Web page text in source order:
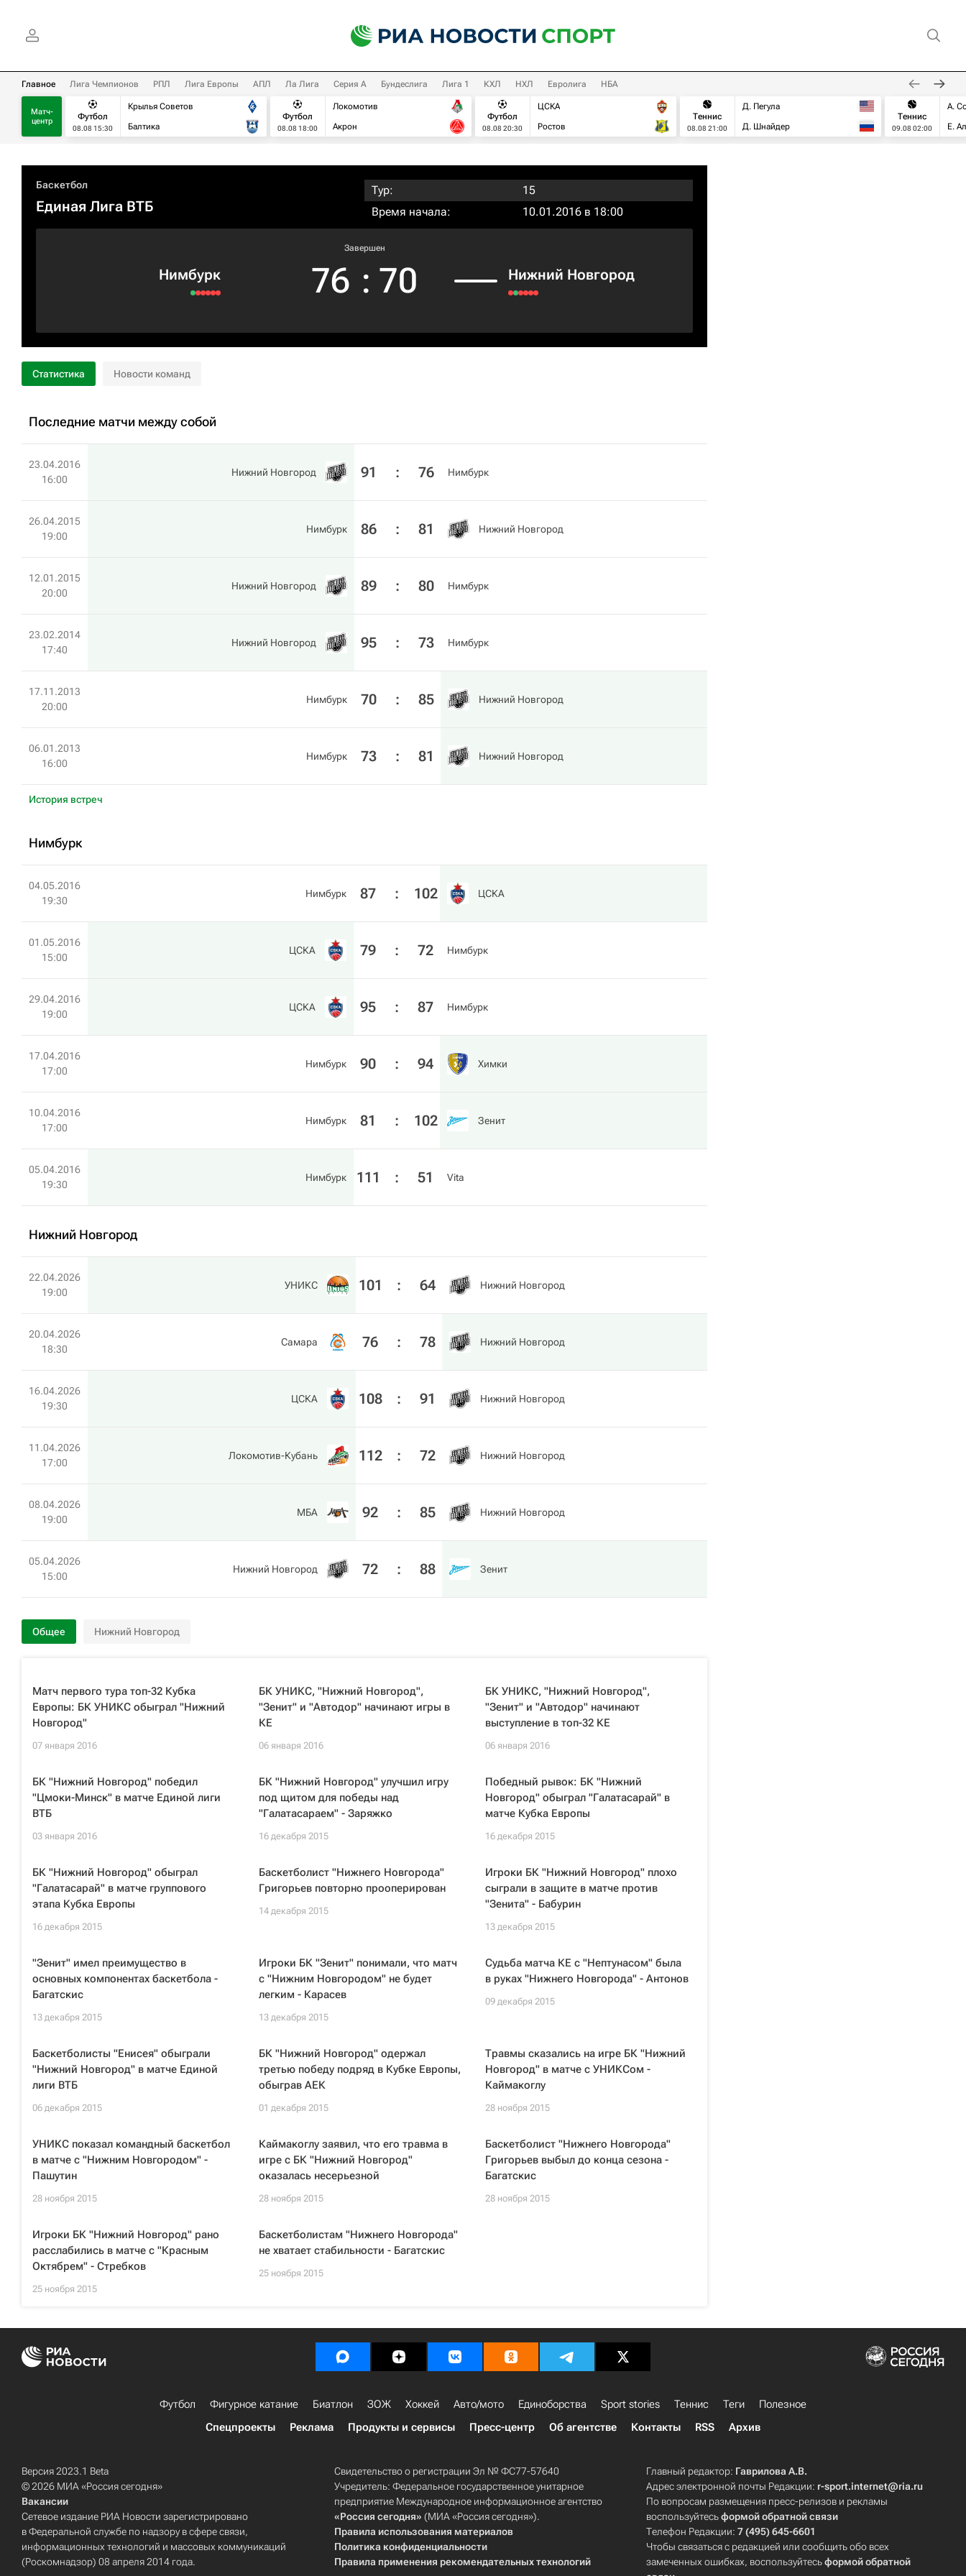
Главное Лига Чемпионов РПЛ Лига Европы АПЛ Ла Лига Серия А Бундеслига Лига 1 КХЛ НХЛ Евролига НБА
Матч-
центр
Футбол
08.08 15:30
Крылья Советов
Балтика
Футбол
08.08 18:00
Локомотив
Акрон
Футбол
08.08 20:30
ЦСКА
Ростов
Теннис
08.08 21:00
Д. Пегула
Д. Шнайдер
Теннис
09.08 02:00
А.
Е.
Баскетбол
Единая Лига ВТБ
Тур:
15
Время начала:
10.01.2016 в 18:00
Нимбурк
Завершен
76 : 70 Нижний Новгород
Статистика Новости команд
Последние матчи между собой
23.04.2016
16:00
Нижний Новгород 91 : 76 Нимбурк
26.04.2015
19:00
Нимбурк 86 : 81 Нижний Новгород
12.01.2015
20:00
Нижний Новгород 89 : 80 Нимбурк
23.02.2014
17:40
Нижний Новгород 95 : 73 Нимбурк
17.11.2013
20:00
Нимбурк 70 : 85 Нижний Новгород
06.01.2013
16:00
Нимбурк 73 : 81 Нижний Новгород
История встреч
Нимбурк
04.05.2016
19:30
Нимбурк 87 : 102 ЦСКА
01.05.2016
15:00
ЦСКА 79 : 72 Нимбурк
29.04.2016
19:00
ЦСКА 95 : 87 Нимбурк
17.04.2016
17:00
Нимбурк 90 : 94 Химки
10.04.2016
17:00
Нимбурк 81 : 102 Зенит
05.04.2016
19:30
Нимбурк 111 : 51 Vita
Нижний Новгород
22.04.2026
19:00
УНИКС 101 : 64 Нижний Новгород
20.04.2026
18:30
Самара 76 : 78 Нижний Новгород
16.04.2026
19:30
ЦСКА 108 : 91 Нижний Новгород
11.04.2026
17:00
Локомотив-Кубань 112 : 72 Нижний Новгород
08.04.2026
19:00
МБА 92 : 85 Нижний Новгород
05.04.2026
15:00
Нижний Новгород 72 : 88 Зенит
Общее Нижний Новгород
Матч первого тура топ-32 Кубка
Европы: БК УНИКС обыграл "Нижний
Новгород"
07 января 2016
БК УНИКС, "Нижний Новгород",
"Зенит" и "Автодор" начинают игры в
КЕ
06 января 2016
БК УНИКС, "Нижний Новгород",
"Зенит" и "Автодор" начинают
выступление в топ-32 КЕ
06 января 2016
БК "Нижний Новгород" победил
"Цмоки-Минск" в матче Единой лиги
ВТБ
03 января 2016
БК "Нижний Новгород" улучшил игру
под щитом для победы над
"Галатасараем" - Заряжко
16 декабря 2015
Победный рывок: БК "Нижний
Новгород" обыграл "Галатасарай" в
матче Кубка Европы
16 декабря 2015
БК "Нижний Новгород" обыграл
"Галатасарай" в матче группового
этапа Кубка Европы
16 декабря 2015
Баскетболист "Нижнего Новгорода"
Григорьев повторно прооперирован
14 декабря 2015
Игроки БК "Нижний Новгород" плохо
сыграли в защите в матче против
"Зенита" - Бабурин
13 декабря 2015
"Зенит" имел преимущество в
основных компонентах баскетбола -
Багатскис
13 декабря 2015
Игроки БК "Зенит" понимали, что матч
с "Нижним Новгородом" не будет
легким - Карасев
13 декабря 2015
Судьба матча КЕ с "Нептунасом" была
в руках "Нижнего Новгорода" - Антонов
09 декабря 2015
Баскетболисты "Енисея" обыграли
"Нижний Новгород" в матче Единой
лиги ВТБ
06 декабря 2015
БК "Нижний Новгород" одержал
третью победу подряд в Кубке Европы,
обыграв АЕК
01 декабря 2015
Травмы сказались на игре БК "Нижний
Новгород" в матче с УНИКСом -
Каймакоглу
28 ноября 2015
УНИКС показал командный баскетбол
в матче с "Нижним Новгородом" -
Пашутин
28 ноября 2015
Каймакоглу заявил, что его травма в
игре с БК "Нижний Новгород"
оказалась несерьезной
28 ноября 2015
Баскетболист "Нижнего Новгорода"
Григорьев выбыл до конца сезона -
Багатскис
28 ноября 2015
Игроки БК "Нижний Новгород" рано
расслабились в матче с "Красным
Октябрем" - Стребков
25 ноября 2015
Баскетболистам "Нижнего Новгорода"
не хватает стабильности - Багатскис
25 ноября 2015
Футбол Фигурное катание Биатлон ЗОЖ Хоккей Авто/мото Единоборства Sport stories Теннис Теги
Полезное
Спецпроекты
Реклама Продукты и сервисы Пресс-центр Об агентстве Контакты RSS Архив
Версия 2023.1 Beta
© 2026 МИА «Россия сегодня»
Вакансии
Сетевое издание РИА Новости зарегистрировано
в Федеральной службе по надзору в сфере связи,
информационных технологий и массовых коммуникаций
(Роскомнадзор) 08 апреля 2014 года.
Свидетельство о регистрации Эл № ФС77-57640
Учредитель: Федеральное государственное унитарное
предприятие Международное информационное агентство
«Россия сегодня» (МИА «Россия сегодня»).
Правила использования материалов
Политика конфиденциальности
Правила применения рекомендательных технологий
Главный редактор: Гаврилова А.В.
Адрес электронной почты Редакции: r-sport.internet@ria.ru
По вопросам размещения пресс-релизов и рекламы
воспользуйтесьформой обратной связи
Телефон Редакции:7 (495) 645-6601
Чтобы связаться с редакцией или сообщить обо всех
замеченных ошибках, воспользуйтесьформой обратной